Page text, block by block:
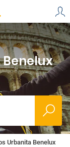
Urbanita Benelux